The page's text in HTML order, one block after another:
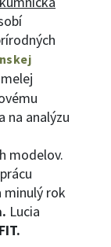
na analýzu
modelov.
minulý rok
Lucia